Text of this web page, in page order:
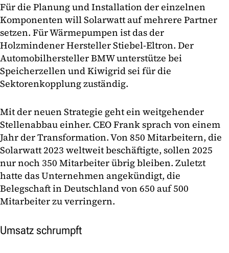
Für die Planung und Installation der einzelnen
Komponenten will Solarwatt auf mehrere Partner
setzen. Für Wärmepumpen ist das der
Holzmindener Hersteller Stiebel-Eltron. Der
Automobilhersteller BMW unterstütze bei
Speicherzellen und Kiwigrid sei für die
Sektorenkopplung zuständig.
Mit der neuen Strategie geht ein weitgehender
Stellenabbau einher. CEO Frank sprach von einem
Jahr der Transformation. Von 850 Mitarbeitern, die
Solarwatt 2023 weltweit beschäftigte, sollen 2025
nur noch 350 Mitarbeiter übrig bleiben. Zuletzt
hatte das Unternehmen angekündigt, die
Belegschaft in Deutschland von 650 auf 500
Mitarbeiter zu verringern.
Umsatz schrumpft